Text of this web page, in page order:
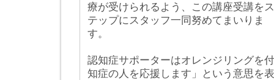
療が受けられるよう、この講座受講をス
テップにスタッフ一同努めてまいりま
す。
認知症サポーターはオレンジリングを
知症の人を応援します」という意思を